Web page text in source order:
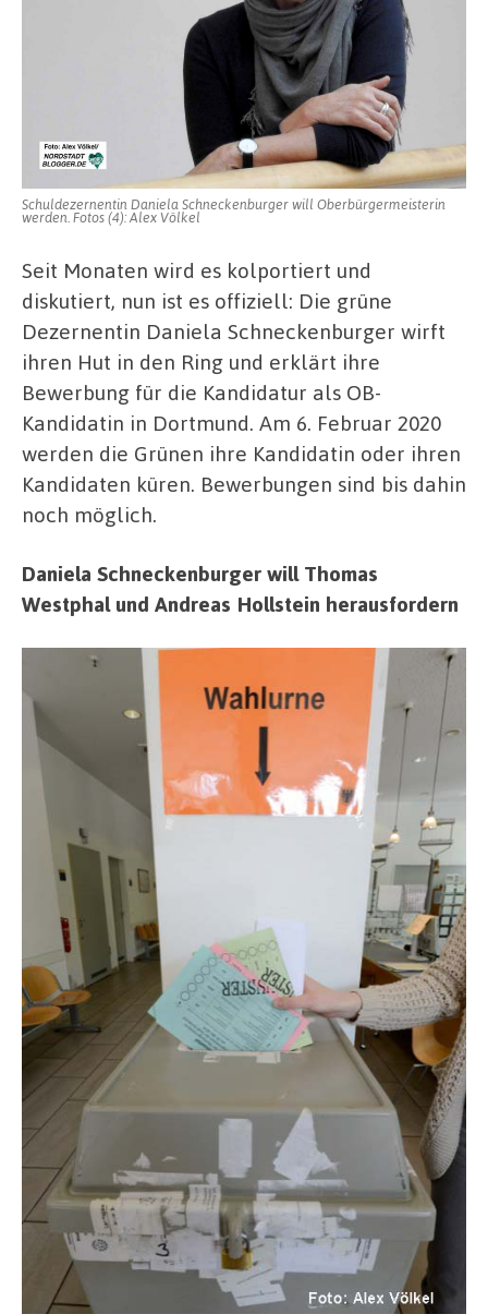
am
6.
Februar
Schuldezernentin Daniela Schneckenburger will Oberbürgermeisterin
werden. Fotos (4): Alex Völkel
Seit Monaten wird es kolportiert und
diskutiert, nun ist es offiziell: Die grüne
Dezernentin Daniela Schneckenburger wirft
ihren Hut in den Ring und erklärt ihre
Bewerbung für die Kandidatur als OB-
Kandidatin in Dortmund. Am 6. Februar 2020
werden die Grünen ihre Kandidatin oder ihren
Kandidaten küren. Bewerbungen sind bis dahin
noch möglich.
Daniela Schneckenburger will Thomas
Westphal und Andreas Hollstein herausfordern